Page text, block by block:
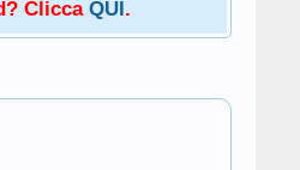
Clicca QUI.